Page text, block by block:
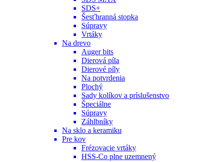
SDS+
Šesťhranná stopka
Súpravy
Vrtáky
Na drevo
Auger bits
Dierová píla
Dierové píly
Na potvrdenia
Plochý
Sady kolíkov a príslušenstvo
Špeciálne
Súpravy
Záhlbníky
Na sklo a keramiku
Pre kov
Frézovacie vrtáky
HSS-Co plne uzemnený